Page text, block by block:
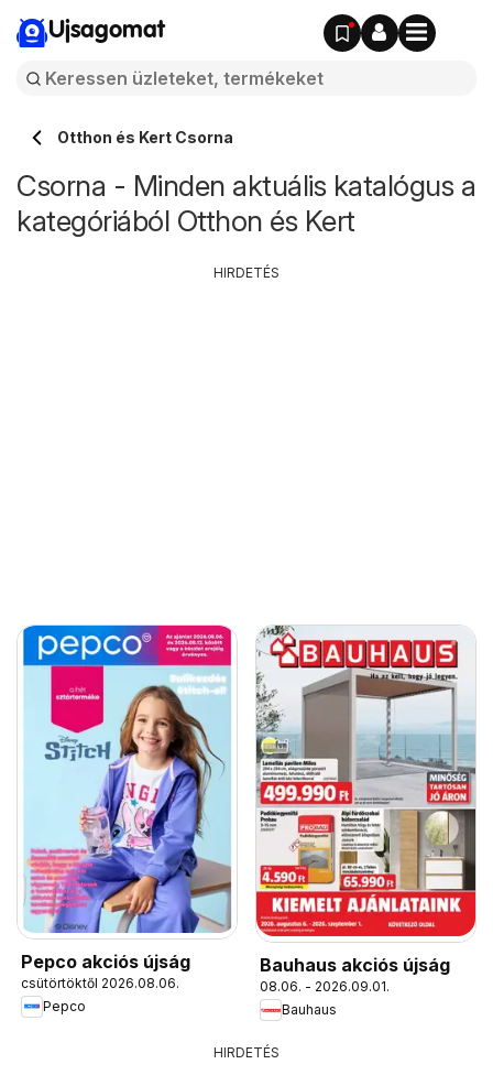
Ujsagomat
Otthon és Kert Csorna
Csorna - Minden aktuális katalógus a
kategóriából Otthon és Kert
Pepco akciós újság
csütörtöktől 2026.08.06.
Pepco
Bauhaus akciós újság
08.06. - 2026.09.01.
Bauhaus
HIRDETÉS
HIRDETÉS